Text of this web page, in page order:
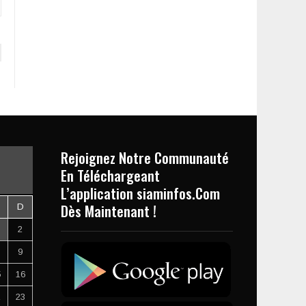
D
2
9
16
23
Rejoignez Notre Communauté
En Téléchargeant
L’application siaminfos.Com
Dès Maintenant !